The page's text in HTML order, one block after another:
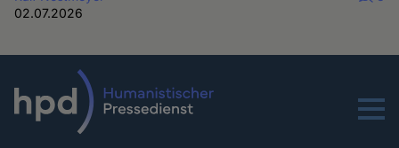
02.07.2026
Menu